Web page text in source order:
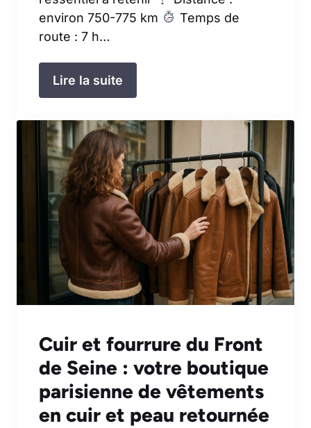
environ 750-775 km
Temps de
route : 7 h…
Lire la suite
Cuir et fourrure du Front
de Seine : votre boutique
parisienne de vêtements
en cuir et peau retournée